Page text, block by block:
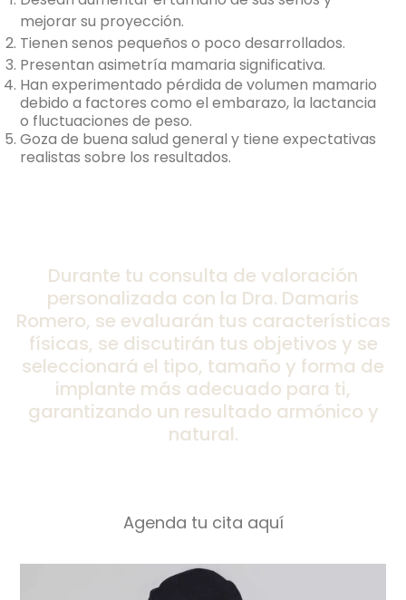
mejorar su proyección.
Tienen senos pequeños o poco desarrollados.
Presentan asimetría mamaria significativa.
Han experimentado pérdida de volumen mamario
debido a factores como el embarazo, la lactancia
o fluctuaciones de peso.
Goza de buena salud general y tiene expectativas
realistas sobre los resultados.
Durante tu consulta de valoración
personalizada con la Dra. Damaris
Romero, se evaluarán tus características
físicas, se discutirán tus objetivos y se
seleccionará el tipo, tamaño y forma de
implante más adecuado para ti,
garantizando un resultado armónico y
natural.
Agenda tu cita aquí